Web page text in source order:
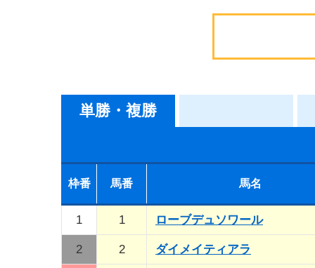
単勝・複勝
枠番 馬番 馬名
1 1 ローブデュソワール
2 2 ダイメイティアラ